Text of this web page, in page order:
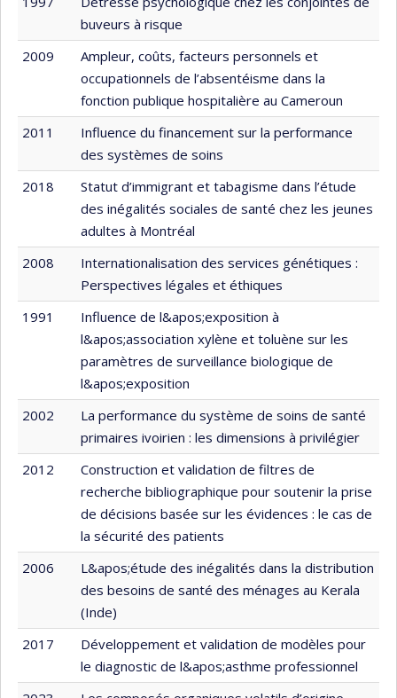
buveurs à risque
2009
Ampleur, coûts, facteurs personnels et
occupationnels de l’absentéisme dans la
fonction publique hospitalière au Cameroun
2011
Influence du financement sur la performance
des systèmes de soins
2018
Statut d’immigrant et tabagisme dans l’étude
des inégalités sociales de santé chez les jeunes
adultes à Montréal
2008
Internationalisation des services génétiques :
Perspectives légales et éthiques
1991
Influence de l&apos;exposition à
l&apos;association xylène et toluène sur les
paramètres de surveillance biologique de
l&apos;exposition
2002
La performance du système de soins de santé
primaires ivoirien : les dimensions à privilégier
2012
Construction et validation de filtres de
recherche bibliographique pour soutenir la prise
de décisions basée sur les évidences : le cas de
la sécurité des patients
2006
L&apos;étude des inégalités dans la distribution
des besoins de santé des ménages au Kerala
(Inde)
2017
Développement et validation de modèles pour
le diagnostic de l&apos;asthme professionnel